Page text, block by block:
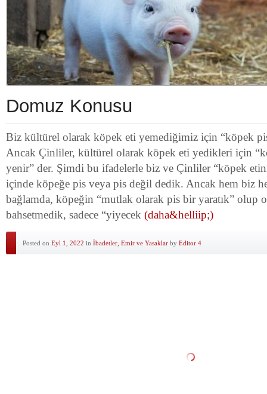
Domuz Konusu
Biz kültürel olarak köpek eti yemediğimiz için “köpek
Ancak Çinliler, kültürel olarak köpek eti yedikleri için
yenir” der. Şimdi bu ifadelerle biz ve Çinliler “köpek
içinde köpeğe pis veya pis değil dedik. Ancak hem biz
bağlamda, köpeğin “mutlak olarak pis bir yaratık” olup
bahsetmedik, sadece “yiyecek (daha&helliip;)
Posted on Eyl 1, 2022 in İbadetler, Emir ve Yasaklar by Editor 4